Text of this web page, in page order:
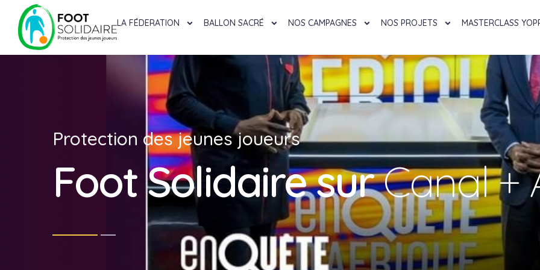
LA FÉDERATION BALLON SACRÉ NOS CAMPAGNES NOS PROJETS MASTERCLASS
Protection des jeunes joueurs
Foot Solidaire surCanal +